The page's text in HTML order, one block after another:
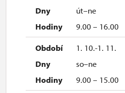
út–ne
9.00 – 16.00
1. 10.-1. 11.
so–ne
9.00 – 15.00